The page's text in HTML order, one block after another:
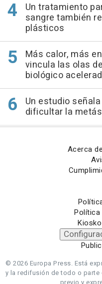
Un tratamiento
sangre también
plásticos
Más calor, más
vincula las olas
biológico
Un estudio
dificultar la
Acerca
Política
© 2026 Europa Press. Está
y la redifusión de todo o